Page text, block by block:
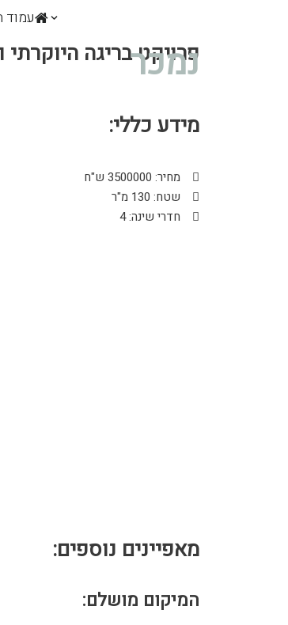
עמוד
נמכר
פרויקט בריגה
מידע כללי:
מחיר: 3500000 ש"ח
שטח: 130 מ"ר
חדרי שינה: 4
מאפיינים נוספים:
המיקום מושלם: